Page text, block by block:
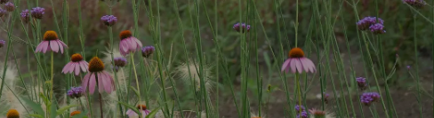
〒371-0246 群⾺県前橋市柏倉町2471-7
tel. 027-283-8189